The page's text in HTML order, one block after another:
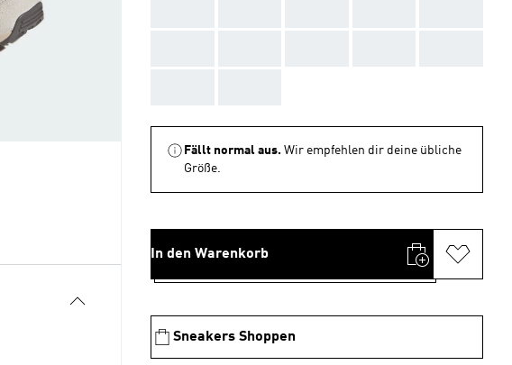
Fällt normal aus. Wir empfehlen dir deine übliche
Größe.
In den Warenkorb
Sneakers Shoppen